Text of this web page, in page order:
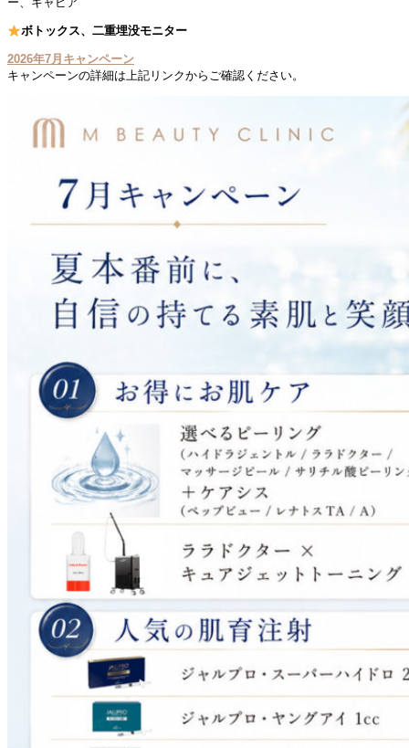
ボトックス、二重埋没モニター
2026年7月キャンペーン
キャンペーンの詳細は上記リンクからご確認ください。